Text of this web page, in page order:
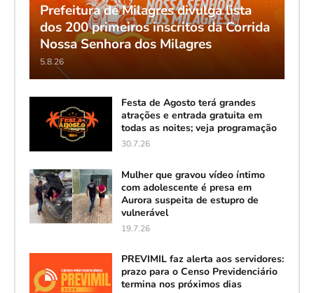
Prefeitura de Milagres divulga lista
dos 200 primeiros inscritos da Corrida
Nossa Senhora dos Milagres
5.8.26
Festa de Agosto terá grandes
atrações e entrada gratuita em
todas as noites; veja programação
30.7.26
Mulher que gravou vídeo íntimo
com adolescente é presa em
Aurora suspeita de estupro de
vulnerável
19.7.26
PREVIMIL faz alerta aos servidores:
prazo para o Censo Previdenciário
termina nos próximos dias